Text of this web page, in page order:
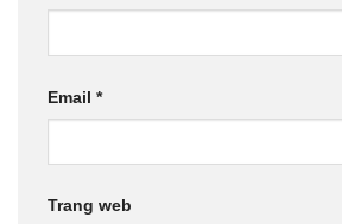
Email *
Trang web